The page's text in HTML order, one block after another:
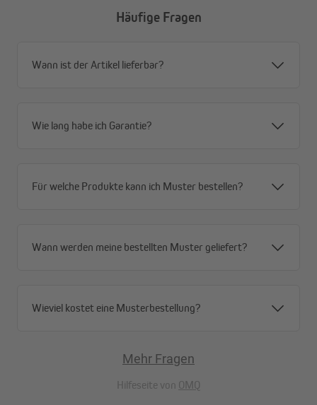
Dank der feuchtigkeits- und UV-beständigen Materialien ist
Tuch abwischen.
nach Wunsch regulieren. Mit der rechten Zugschnur regulierst
besonders komfortabel - mit nur einer Handbewegung steuerst
Häufige Fragen
Wann ist der Artikel lieferbar?
Wie lang habe ich Garantie?
Für welche Produkte kann ich Muster bestellen?
Wann werden meine bestellten Muster geliefert?
Wieviel kostet eine Musterbestellung?
Mehr Fragen
Hilfeseite von OMQ